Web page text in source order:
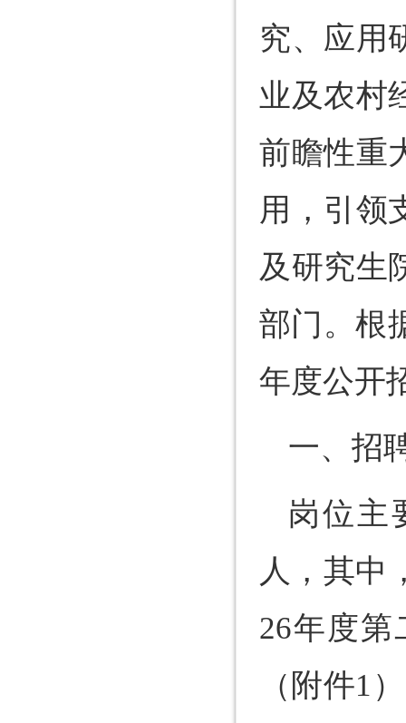
究、应用
业及农村
前瞻性重
用，引领
及研究生
部门。根
年度公开
一、招
岗位主
人，其中
26年度
（附件1